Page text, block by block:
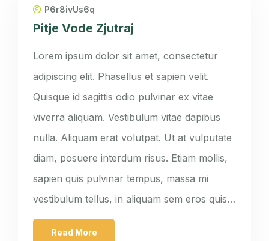
P6r8ivUs6q
Pitje Vode Zjutraj
Lorem ipsum dolor sit amet, consectetur
adipiscing elit. Phasellus et sapien velit.
Quisque id sagittis odio pulvinar ex vitae
viverra aliquam. Vestibulum vitae dapibus
nulla. Aliquam erat volutpat. Ut at vulputate
diam, posuere interdum risus. Etiam mollis,
sapien quis pulvinar tempus, massa mi
vestibulum tellus, in aliquam sem eros quis…
Read More